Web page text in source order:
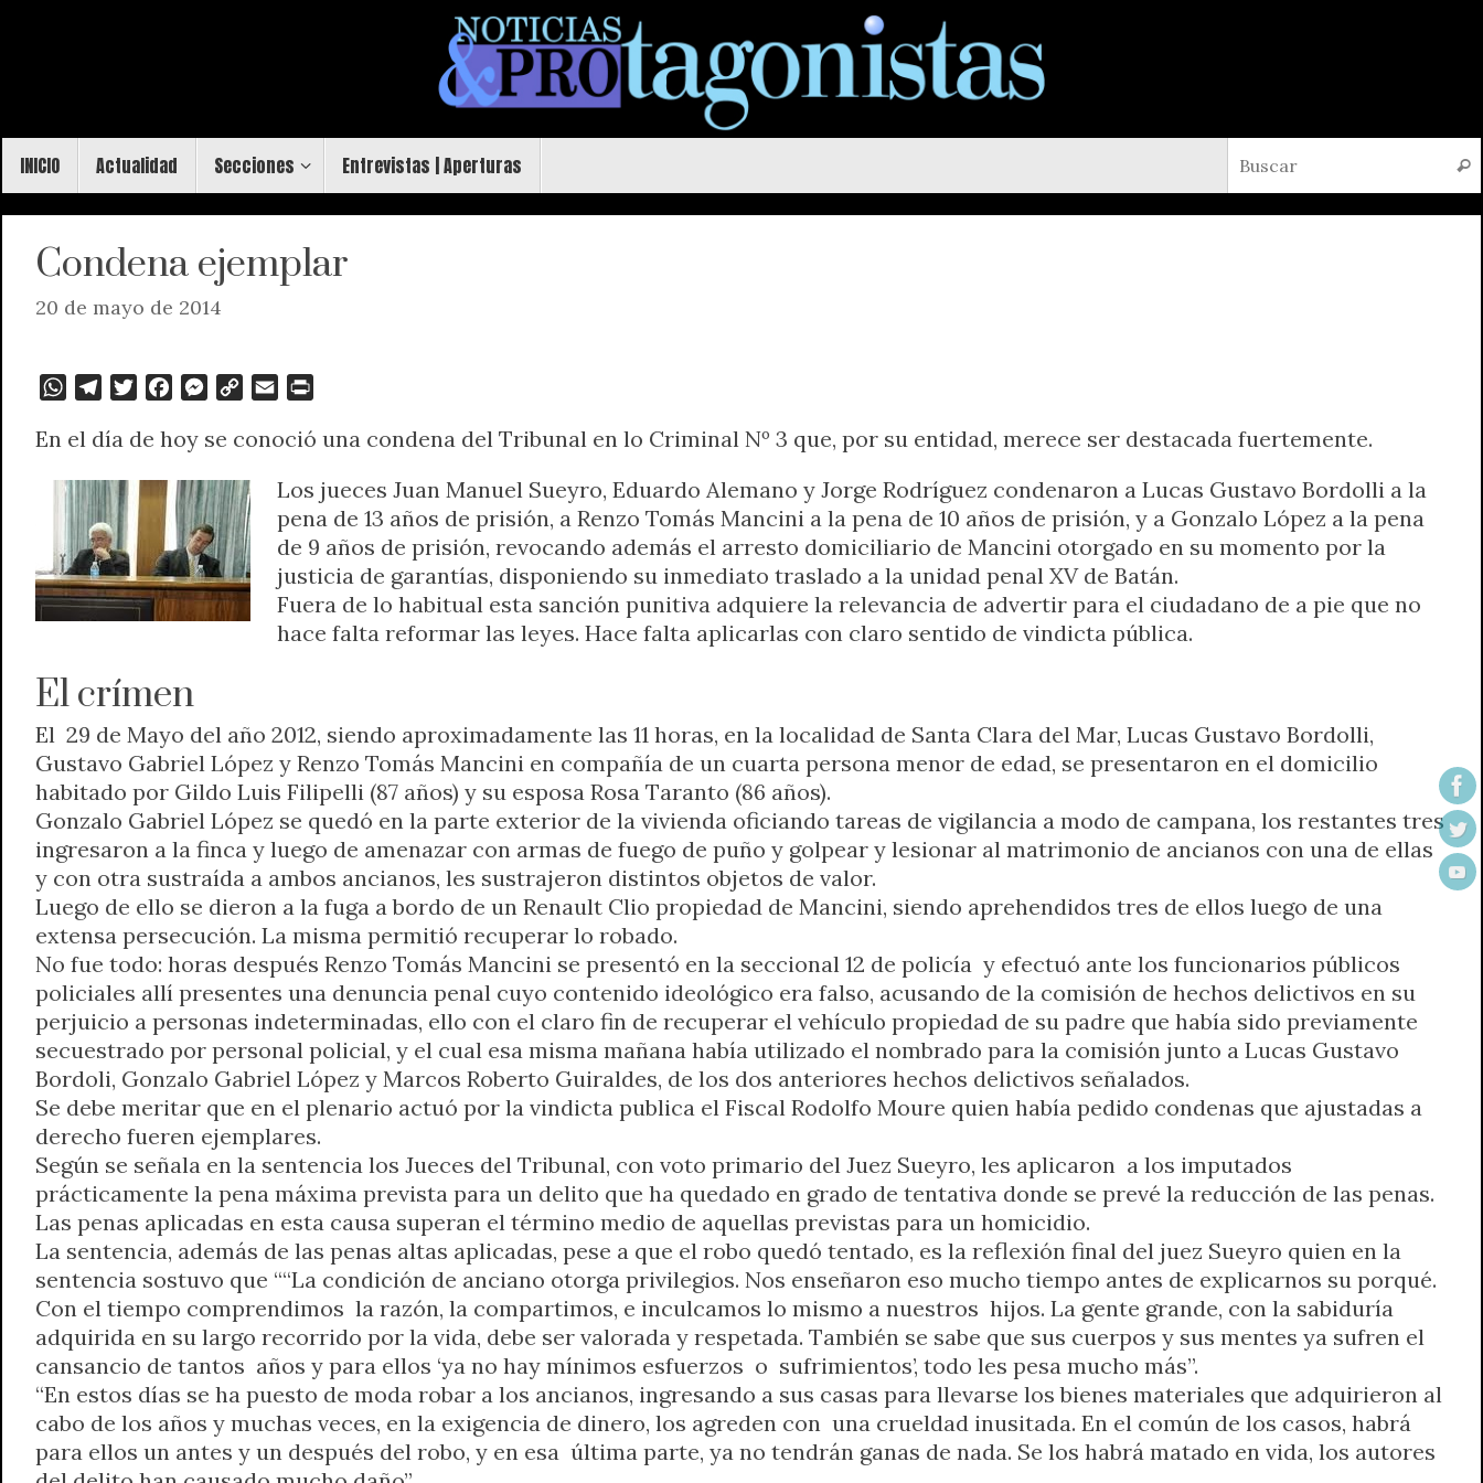
contenido
INICIO Actualidad Secciones Entrevistas | Aperturas
Condena ejemplar
20 de mayo de 2014
W
a
s
A
p
p
l
g
r
a
m
i
t
e
r
c
b
o
o
k
M
s
e
n
g
e
r
p
L
i
n
k
a
l
i
F
r
i
e
n
En el día de hoy se conoció una condena del Tribunal en lo Criminal Nº 3 que, por su entidad, merece ser destacada fuertemente.
Los jueces Juan Manuel Sueyro, Eduardo Alemano y Jorge Rodríguez condenaron a Lucas Gustavo Bordolli a la
pena de 13 años de prisión, a Renzo Tomás Mancini a la pena de 10 años de prisión, y a Gonzalo López a la pena
de 9 años de prisión, revocando además el arresto domiciliario de Mancini otorgado en su momento por la
justicia de garantías, disponiendo su inmediato traslado a la unidad penal XV de Batán.
Fuera de lo habitual esta sanción punitiva adquiere la relevancia de advertir para el ciudadano de a pie que no
hace falta reformar las leyes. Hace falta aplicarlas con claro sentido de vindicta pública.
El crímen
El 29 de Mayo del año 2012, siendo aproximadamente las 11 horas, en la localidad de Santa Clara del Mar, Lucas Gustavo Bordolli,
Gustavo Gabriel López y Renzo Tomás Mancini en compañía de un cuarta persona menor de edad, se presentaron en el domicilio
habitado por Gildo Luis Filipelli (87 años) y su esposa Rosa Taranto (86 años).
Gonzalo Gabriel López se quedó en la parte exterior de la vivienda oficiando tareas de vigilancia a modo de campana, los restantes tres
ingresaron a la finca y luego de amenazar con armas de fuego de puño y golpear y lesionar al matrimonio de ancianos con una de ellas
y con otra sustraída a ambos ancianos, les sustrajeron distintos objetos de valor.
Luego de ello se dieron a la fuga a bordo de un Renault Clio propiedad de Mancini, siendo aprehendidos tres de ellos luego de una
extensa persecución. La misma permitió recuperar lo robado.
No fue todo: horas después Renzo Tomás Mancini se presentó en la seccional 12 de policía y efectuó ante los funcionarios públicos
policiales allí presentes una denuncia penal cuyo contenido ideológico era falso, acusando de la comisión de hechos delictivos en su
perjuicio a personas indeterminadas, ello con el claro fin de recuperar el vehículo propiedad de su padre que había sido previamente
secuestrado por personal policial, y el cual esa misma mañana había utilizado el nombrado para la comisión junto a Lucas Gustavo
Bordoli, Gonzalo Gabriel López y Marcos Roberto Guiraldes, de los dos anteriores hechos delictivos señalados.
Se debe meritar que en el plenario actuó por la vindicta publica el Fiscal Rodolfo Moure quien había pedido condenas que ajustadas a
derecho fueren ejemplares.
Según se señala en la sentencia los Jueces del Tribunal, con voto primario del Juez Sueyro, les aplicaron a los imputados
prácticamente la pena máxima prevista para un delito que ha quedado en grado de tentativa donde se prevé la reducción de las penas.
Las penas aplicadas en esta causa superan el término medio de aquellas previstas para un homicidio.
La sentencia, además de las penas altas aplicadas, pese a que el robo quedó tentado, es la reflexión final del juez Sueyro quien en la
sentencia sostuvo que ““La condición de anciano otorga privilegios. Nos enseñaron eso mucho tiempo antes de explicarnos su porqué.
Con el tiempo comprendimos la razón, la compartimos, e inculcamos lo mismo a nuestros hijos. La gente grande, con la sabiduría
adquirida en su largo recorrido por la vida, debe ser valorada y respetada. También se sabe que sus cuerpos y sus mentes ya sufren el
cansancio de tantos años y para ellos ‘ya no hay mínimos esfuerzos o sufrimientos’, todo les pesa mucho más”.
“En estos días se ha puesto de moda robar a los ancianos, ingresando a sus casas para llevarse los bienes materiales que adquirieron al
cabo de los años y muchas veces, en la exigencia de dinero, los agreden con una crueldad inusitada. En el común de los casos, habrá
para ellos un antes y un después del robo, y en esa última parte, ya no tendrán ganas de nada. Se los habrá matado en vida, los autores